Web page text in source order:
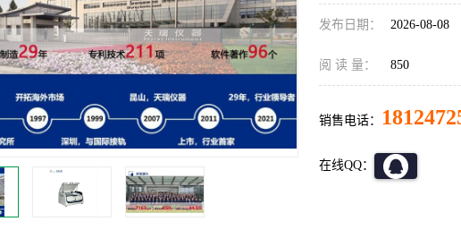
发布日期： 2026-08-08
阅 读 量： 850
销售电话：
在线QQ：